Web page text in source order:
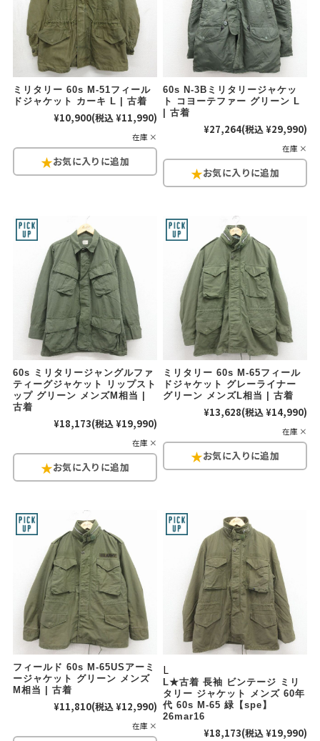
ミリタリー 60s M-51フィール
ドジャケット カーキ L | 古着
¥10,900(税込 ¥11,990)
在庫 ×
60s N-3Bミリタリージャケッ
ト コヨーテファー グリーン L
| 古着
¥27,264(税込 ¥29,990)
在庫 ×
60s ミリタリージャングルファ
ティーグジャケット リップスト
ップ グリーン メンズM相当 |
古着
¥18,173(税込 ¥19,990)
在庫 ×
ミリタリー 60s M-65フィール
ドジャケット グレーライナー
グリーン メンズL相当 | 古着
¥13,628(税込 ¥14,990)
在庫 ×
フィールド 60s M-65USアーミ
ージャケット グリーン メンズ
M相当 | 古着
¥11,810(税込 ¥12,990)
在庫 ×
L
L★古着 長袖 ビンテージ ミリ
タリー ジャケット メンズ 60年
代 60s M-65 緑【spe】
26mar16
¥18,173(税込 ¥19,990)